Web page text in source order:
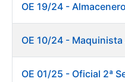
OE 19/24 - Almacenero
OE 01/25 - Oficial 2ª